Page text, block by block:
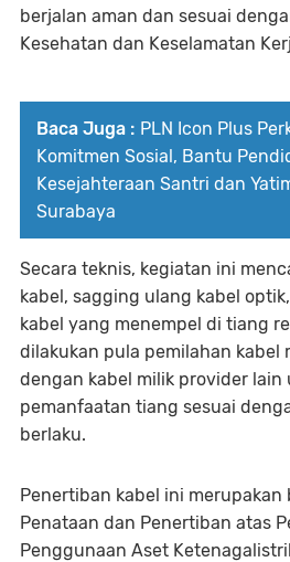
berjalan aman dan sesuai
Kesehatan dan Keselamatan
Baca Juga : PLN Icon Plus
Komitmen Sosial, Bantu
Kesejahteraan Santri dan
Surabaya
Secara teknis, kegiatan ini
kabel, sagging ulang kabel
kabel yang menempel di tiang
dilakukan pula pemilahan kabel
dengan kabel milik provider lain
pemanfaatan tiang sesuai
berlaku.
Penertiban kabel ini merupakan
Penataan dan Penertiban atas
Penggunaan Aset